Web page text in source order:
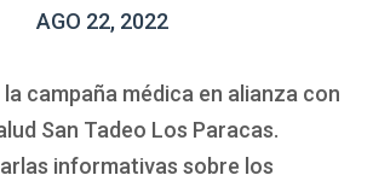
AGO 22, 2022
campaña médica en alianza con
San Tadeo Los Paracas.
informativas sobre los